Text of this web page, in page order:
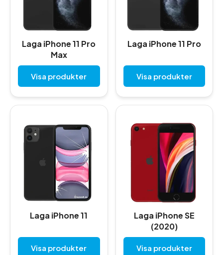
Laga iPhone 11 Pro
Max
Visa produkter
Laga iPhone 11 Pro
Visa produkter
Laga iPhone 11
Visa produkter
Laga iPhone SE
(2020)
Visa produkter